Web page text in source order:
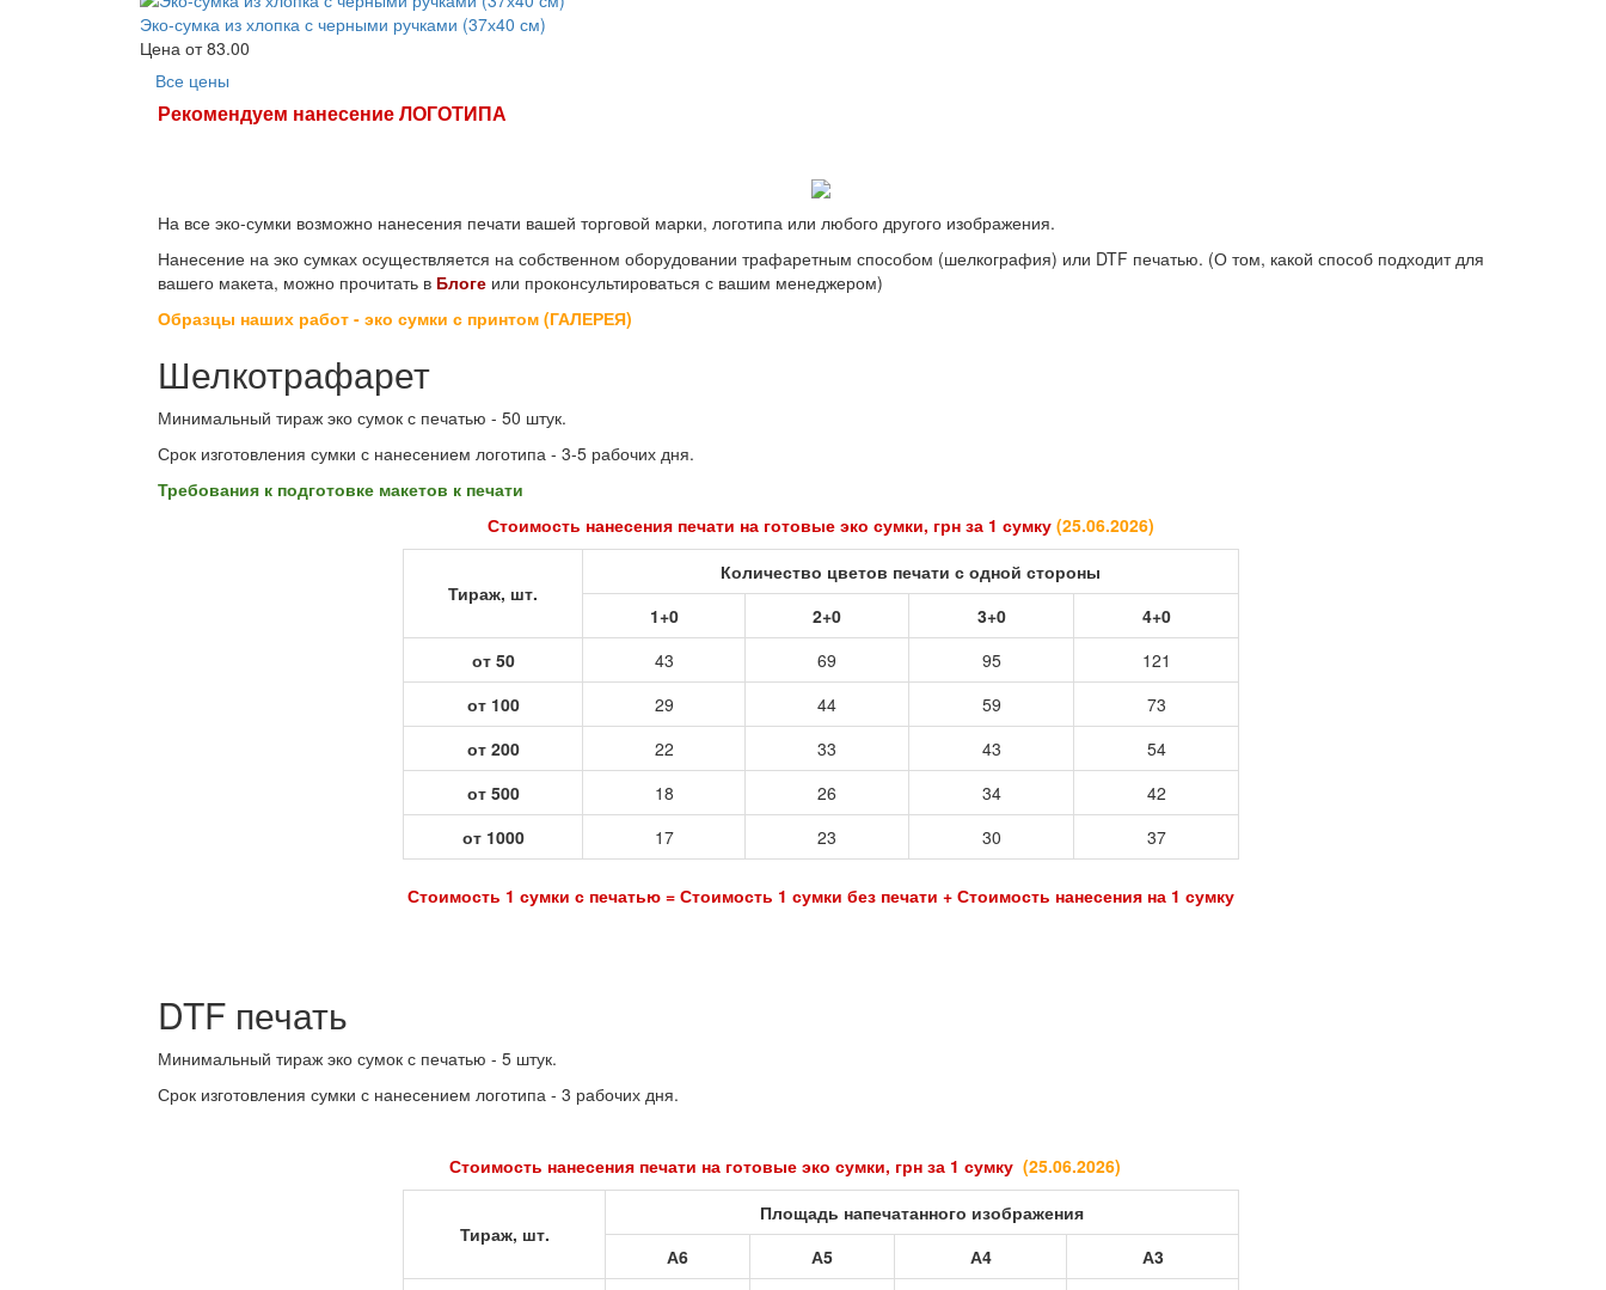
Эко-сумка из хлопка с черными ручками (37х40 см)
Цена от83.00
Все цены
Рекомендуем нанесение ЛОГОТИПА
На все эко-сумки возможно нанесения печати вашей торговой марки, логотипа или любого другого изображения.
Нанесение на эко сумках осуществляется на собственном оборудовании трафаретным способом (шелкография) или DTF печатью. (О том, какой способ подходит для
вашего макета, можно прочитать в Блоге или проконсультироваться с вашим менеджером)
Образцы наших работ - эко сумки с принтом (ГАЛЕРЕЯ)
Шелкотрафарет
Минимальный тираж эко сумок с печатью - 50 штук.
Срок изготовления сумки с нанесением логотипа - 3-5 рабочих дня.
Требования к подготовке макетов к печати
Стоимость нанесения печати на готовые эко сумки, грн за 1 сумку (25.06.2026)
Тираж, шт.
Количество цветов печати с одной стороны
1+0
2+0 3+0
4+0
от 50
43 69 95
121
от 100
29 44 59
73
от 200
22 33 43
54
от 500
18 26 34
42
от 1000
17 23 30 37
Стоимость 1 сумки с печатью = Стоимость 1 сумки без печати + Стоимость нанесения на 1 сумку
DTF печать
Минимальный тираж эко сумок с печатью - 5 штук.
Срок изготовления сумки с нанесением логотипа - 3 рабочих дня.
Стоимость нанесения печати на готовые эко сумки, грн за 1 сумку (25.06.2026)
Тираж, шт.
Площадь напечатанного изображения
А6
А5 А4
А3